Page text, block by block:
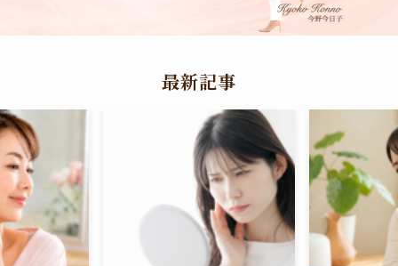
最新記事